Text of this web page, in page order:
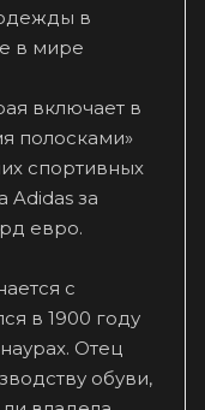
в
в мире
включает в
полосками»
спортивных
Adidas за
евро.
с
в 1900 году
Отец
обуви,